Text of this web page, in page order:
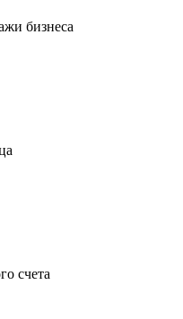
бизнеса
счета